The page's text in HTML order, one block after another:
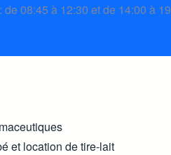
de 08:45 à 12:30 et de 14:00 à
et location de tire-lait